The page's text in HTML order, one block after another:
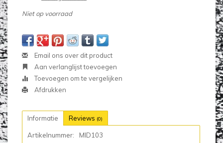
Niet op voorraad
Email ons over dit product
Aan verlanglijst toevoegen
Toevoegen om te vergelijken
Afdrukken
Informatie Reviews (0)
Artikelnummer: MID103